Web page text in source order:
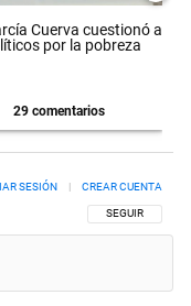
Cuerva cuestionó a los
por la pobreza
29 comentarios
SIGA ESTA
SEGUIR
SESIÓN | CREAR CUENTA